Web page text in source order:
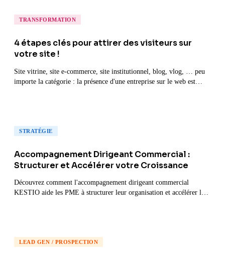
TRANSFORMATION
4 étapes clés pour attirer des visiteurs sur
votre site !
Site vitrine, site e-commerce, site institutionnel, blog, vlog, … peu
importe la catégorie : la présence d'une entreprise sur le web est
STRATÉGIE
Accompagnement Dirigeant Commercial :
Structurer et Accélérer votre Croissance
Découvrez comment l'accompagnement dirigeant commercial
KESTIO aide les PME à structurer leur organisation et accélérer leur
LEAD GEN / PROSPECTION